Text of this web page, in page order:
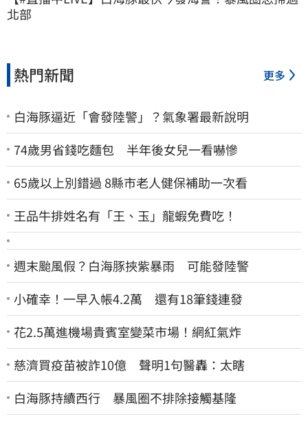
北部
熱門新聞 更多
白海豚逼近「會發陸警」？氣象署最新說明
74歲男省錢吃麵包 半年後女兒一看嚇慘
65歲以上別錯過 8縣市老人健保補助一次看
王品牛排姓名有「王、玉」龍蝦免費吃！
週末颱風假？白海豚挾紫暴雨 可能發陸警
小確幸！一早入帳4.2萬 還有18筆錢連發
花2.5萬進機場貴賓室變菜市場！網紅氣炸
慈濟買疫苗被詐10億 聲明1句醫轟：太瞎
白海豚持續西行 暴風圈不排除接觸基隆